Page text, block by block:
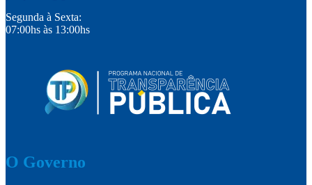
Segunda à Sexta:
07:00hs às 13:00hs
O Governo